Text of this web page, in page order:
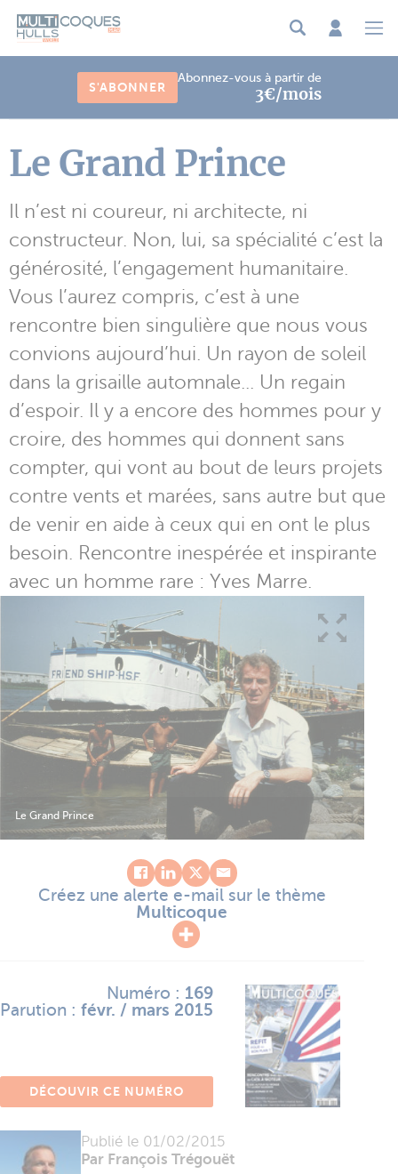
S'ABONNER
Abonnez-vous à partir de
3€/mois
Le Grand Prince
Il n’est ni coureur, ni architecte, ni
constructeur. Non, lui, sa spécialité c’est la
générosité, l’engagement humanitaire.
Vous l’aurez compris, c’est à une
rencontre bien singulière que nous vous
convions aujourd’hui. Un rayon de soleil
dans la grisaille automnale... Un regain
d’espoir. Il y a encore des hommes pour y
croire, des hommes qui donnent sans
compter, qui vont au bout de leurs projets
contre vents et marées, sans autre but que
de venir en aide à ceux qui en ont le plus
besoin. Rencontre inespérée et inspirante
avec un homme rare : Yves Marre.
Le Grand Prince
Créez une alerte e-mail sur le thème
Multicoque
Publié le 01/02/2015
Par François Trégouët
Numéro : 169
Parution : févr. / mars 2015
DÉCOUVIR CE NUMÉRO